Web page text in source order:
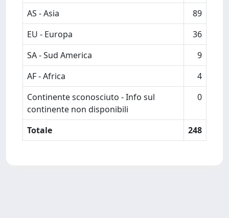
AS - Asia
89
EU - Europa
36
SA - Sud America
9
AF - Africa
4
Continente sconosciuto - Info sul
continente non disponibili
0
Totale 248